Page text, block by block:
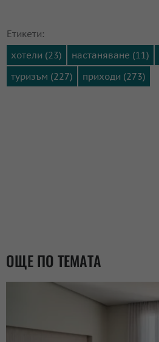
Етикети:
хотели (23)
настаняване (11)
туризъм (227)
приходи (273)
ОЩЕ ПО ТЕМАТА